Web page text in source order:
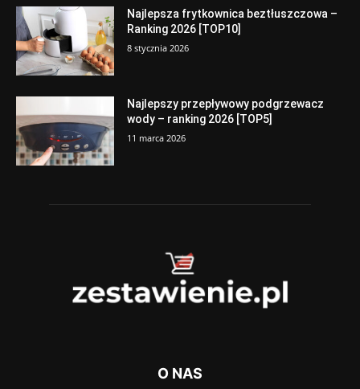
Najlepsza frytkownica beztłuszczowa –
Ranking 2026 [TOP10]
8 stycznia 2026
Najlepszy przepływowy podgrzewacz
wody – ranking 2026 [TOP5]
11 marca 2026
O NAS